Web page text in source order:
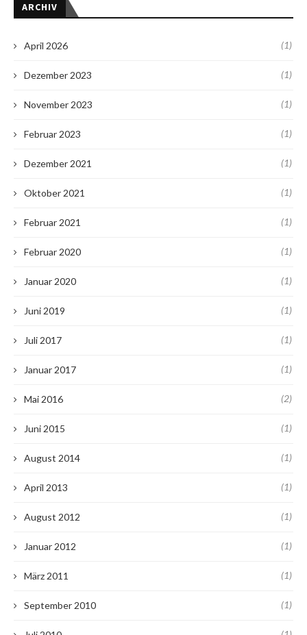
ARCHIV
April 2026 (1)
Dezember 2023 (1)
November 2023 (1)
Februar 2023 (1)
Dezember 2021 (1)
Oktober 2021 (1)
Februar 2021 (1)
Februar 2020 (1)
Januar 2020 (1)
Juni 2019 (1)
Juli 2017 (1)
Januar 2017 (1)
Mai 2016 (2)
Juni 2015 (1)
August 2014 (1)
April 2013 (1)
August 2012 (1)
Januar 2012 (1)
März 2011 (1)
September 2010 (1)